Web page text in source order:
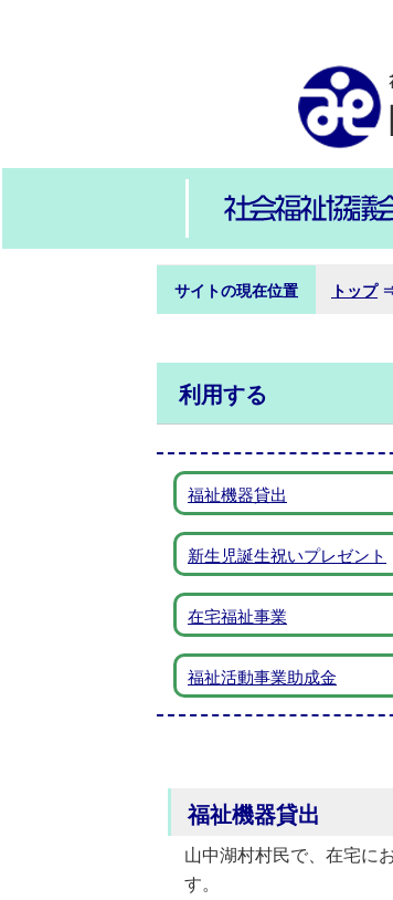
サイトの現在位置 トップ
利用する
福祉機器貸出
新生児誕生祝いプレゼント
在宅福祉事業
福祉活動事業助成金
福祉機器貸出
山中湖村村民で、在宅に
す。